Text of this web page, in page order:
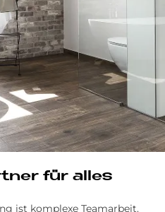
für alles
ist komplexe Team­arbeit.